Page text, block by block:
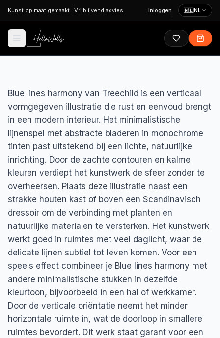
Ga naar hoofdinhoud
Kunst op maat gemaakt Vrijblijvend advies Inloggen 🇳🇱NL
Blue lines harmony van Treechild is een verticaal
vormgegeven illustratie die rust en eenvoud brengt
in een modern interieur. Het minimalistische
lijnenspel met abstracte bladeren in monochrome
tinten past uitstekend bij een lichte, natuurlijke
inrichting. Door de zachte contouren en kalme
kleuren verdiept het kunstwerk de sfeer zonder te
overheersen. Plaats deze illustratie naast een
strakke houten kast of boven een Scandinavisch
dressoir om de verbinding met planten en
natuurlijke materialen te versterken. Het kunstwerk
werkt goed in ruimtes met veel daglicht, waar de
delicate lijnen subtiel tot leven komen. Voor een
speels effect combineer je Blue lines harmony met
andere minimalistische stukken in dezelfde
kleurtoon, bijvoorbeeld in een hal of werkkamer.
Door de verticale oriëntatie neemt het minder
horizontale ruimte in, wat de doorloop in smallere
ruimtes bevordert. Dit werk staat garant voor een